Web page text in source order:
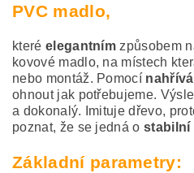
PVC madlo,
které elegantním způsobem
kovové madlo, na místech
nebo montáž. Pomocí
ohnout jak potřebujeme.
a dokonalý. Imituje dřevo,
poznat, že se jedná ostabilní
Základní parametry: